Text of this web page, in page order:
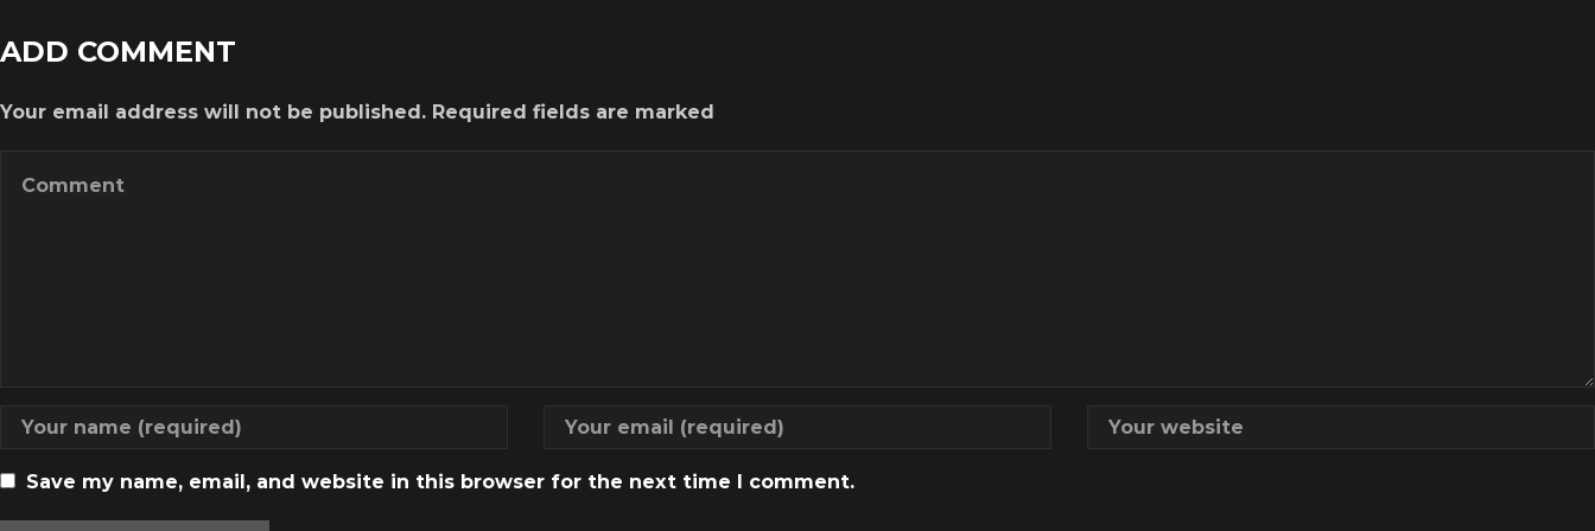
ADD COMMENT
Your email address will not be published. Required fields are marked
Save my name, email, and website in this browser for the next time I comment.